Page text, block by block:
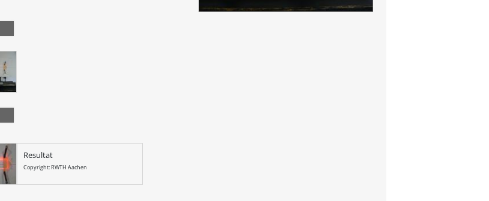
Resultat
Copyright: RWTH Aachen